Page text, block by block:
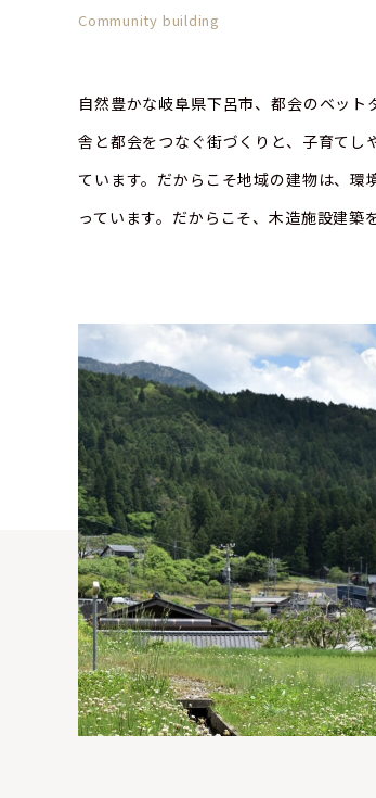
Community building
自然豊かな岐阜県下呂市、都会のベッ
舎と都会をつなぐ街づくりと、子育て
ています。だからこそ地域の建物は、
っています。だからこそ、木造施設建築